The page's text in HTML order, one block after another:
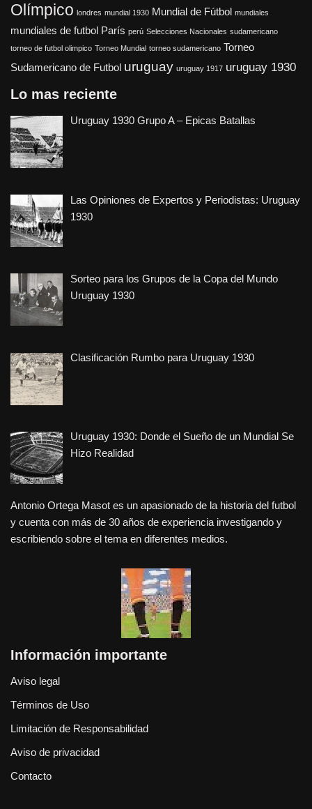
Olímpico londres mundial 1930 Mundial de Fútbol mundiales
mundiales de futbol París perú Selecciones Nacionales sudamericano
torneo de futbol olimpico Torneo Mundial torneo sudamericano Torneo
Sudamericano de Futbol uruguay uruguay 1917 uruguay 1930
Lo mas reciente
Uruguay 1930 Grupo A – Epicas Batallas
Las Opiniones de Expertos y Periodistas: Uruguay
1930
Sorteo para los Grupos de la Copa del Mundo
Uruguay 1930
Clasificación Rumbo para Uruguay 1930
Uruguay 1930: Donde el Sueño de un Mundial Se
Hizo Realidad
Antonio Ortega Masot es un apasionado de la historia del futbol
y cuenta con más de 30 años de experiencia investigando y
escribiendo sobre el tema en diferentes medios.
Información importante
Aviso legal
Términos de Uso
Limitación de Responsabilidad
Aviso de privacidad
Contacto